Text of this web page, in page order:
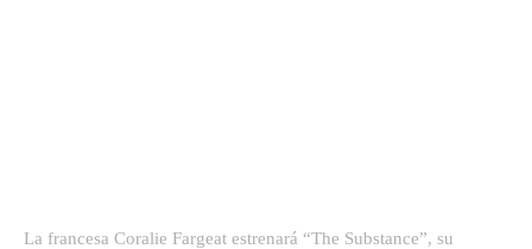
La francesa Coralie Fargeat estrenará “The Substance”, su